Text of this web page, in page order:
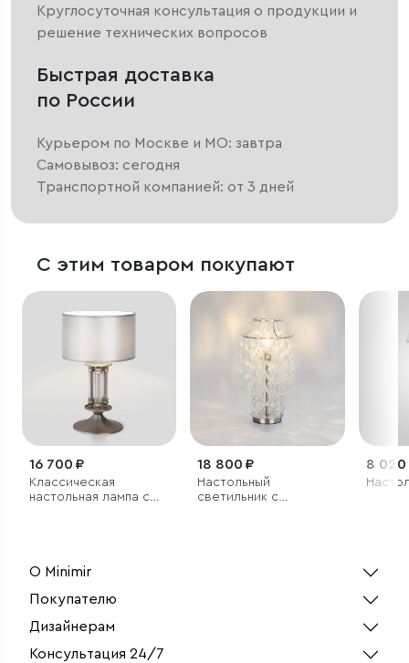
Круглосуточная консультация о продукции и
решение технических вопросов
Быстрая доставка
по России
Курьером по Москве и МО: завтра
Самовывоз: сегодня
Транспортной компанией: от 3 дней
С этим товаром покупают
16 700 ₽
Классическая
настольная лампа с
18 800 ₽
Настольный
светильник с
8 020
О Minimir
Покупателю
Дизайнерам
Консультация 24/7